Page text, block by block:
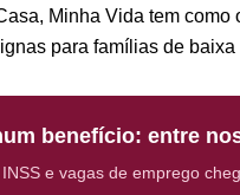
Minha Vida tem
para famílias de baixa
benefício: entre
e vagas de emprego